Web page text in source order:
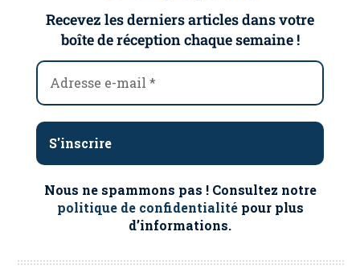
Recevez les derniers articles dans votre
boîte de réception chaque semaine !
Nous ne spammons pas ! Consultez notre
politique de confidentialitépour plus
d’informations.